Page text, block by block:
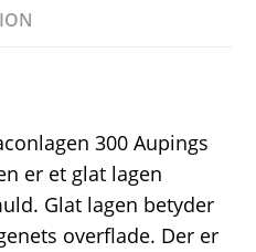
300 Aupings
er et glat lagen
Glat lagen betyder
overflade. Der er